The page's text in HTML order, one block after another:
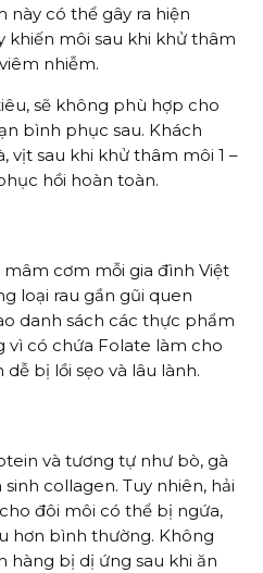
có thể gây ra hiện
khiến môi sau khi khử thâm
nhiễm.
sẽ không phù hợp cho
bình phục sau. Khách
vịt sau khi khử thâm môi 1 –
hồi hoàn toàn.
cơm mỗi gia đình Việt
loại rau gần gũi quen
danh sách các thực phẩm
vì có chứa Folate làm cho
bị lồi sẹo và lâu lành.
và tương tự như bò, gà
collagen. Tuy nhiên, hải
đôi môi có thể bị ngứa,
hơn bình thường. Không
hàng bị dị ứng sau khi ăn